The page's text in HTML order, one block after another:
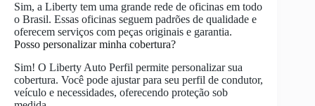
Sim, a Liberty tem uma grande rede de oficinas em todo
o Brasil. Essas oficinas seguem padrões de qualidade e
oferecem serviços com peças originais e garantia.
Posso personalizar minha cobertura?
Sim! O Liberty Auto Perfil permite personalizar sua
cobertura. Você pode ajustar para seu perfil de condutor,
veículo e necessidades, oferecendo proteção sob